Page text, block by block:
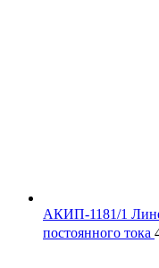
АКИП-1181/1
постоянного тока